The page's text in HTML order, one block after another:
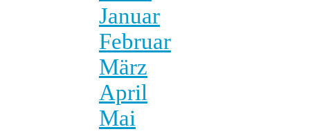
Januar
Februar
März
April
Mai